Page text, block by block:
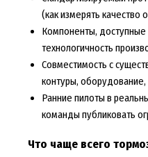
(как измерять качество
Компоненты, доступные
технологичность
Совместимость с
контуры,
Ранние пилоты в
команды публиковать
Что чаще всего